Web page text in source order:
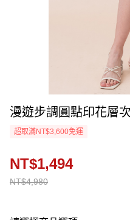
漫遊步調圓點印花層
超取滿NT$3,600免運
NT$4,980
NT$1,494